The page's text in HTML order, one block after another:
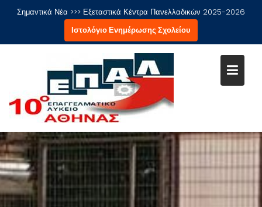
Σημαντικά Νέα >>> Εξεταστικά Κέντρα Πανελλαδικών 2025-2026
Ιστολόγιο Ενημέρωσης Σχολείου